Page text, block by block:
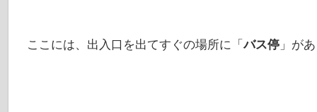
ここには、出入口を出てすぐの場所に「バス停」が